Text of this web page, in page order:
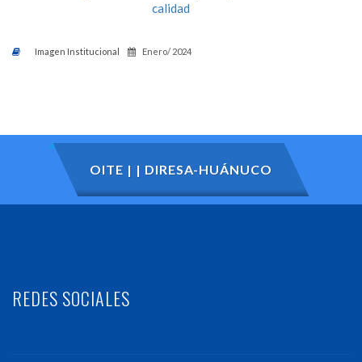
calidad
Imagen Institucional Enero/ 2024
OITE | | DIRESA-HUÁNUCO
REDES SOCIALES